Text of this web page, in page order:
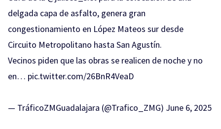
delgada capa de asfalto, genera gran
congestionamiento en López Mateos sur desde
Circuito Metropolitano hasta San Agustín.
Vecinos piden que las obras se realicen de noche y no
en… pic.twitter.com/26BnR4VeaD
— TráficoZMGuadalajara (@Trafico_ZMG) June 6, 2025